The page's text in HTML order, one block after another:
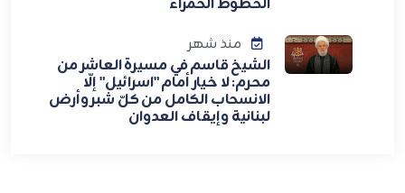
الخطوط الحمراء
منذ شهر
الشيخ قاسم في مسيرة العاشر من
محرم: لا خيار أمام "اسرائيل" إلّا
الانسحاب الكامل من كلّ شبر وأرض
لبنانية وإيقاف العدوان